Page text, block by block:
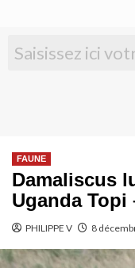
FAUNE
Damaliscus
Uganda Topi
PHILIPPE V 8